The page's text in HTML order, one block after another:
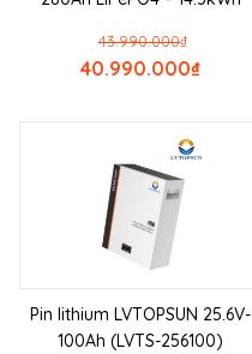
₫
43.990.000
₫
40.990.000
Pin lithium LVTOPSUN 25.6V-
100Ah (LVTS-256100)